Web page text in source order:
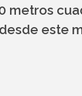
metros
este